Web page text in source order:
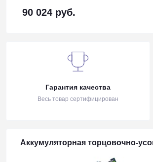
90 024 руб.
Гарантия качества
Весь товар сертифицирован
Аккумуляторная торцовочно-